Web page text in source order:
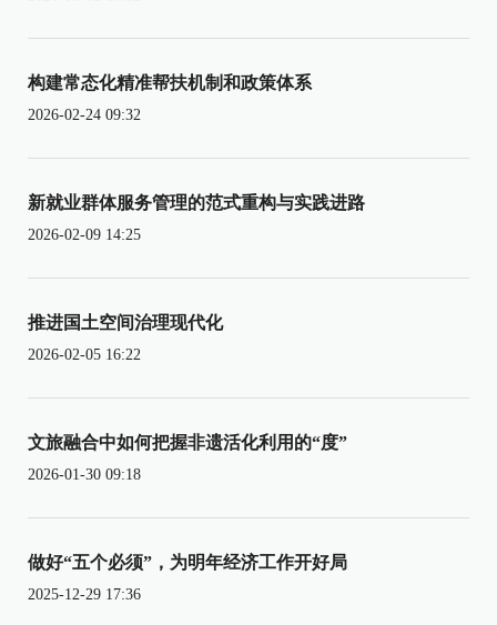
构建常态化精准帮扶机制和政策体系
2026-02-24 09:32
新就业群体服务管理的范式重构与实践进路
2026-02-09 14:25
推进国土空间治理现代化
2026-02-05 16:22
文旅融合中如何把握非遗活化利用的“度”
2026-01-30 09:18
做好“五个必须”，为明年经济工作开好局
2025-12-29 17:36